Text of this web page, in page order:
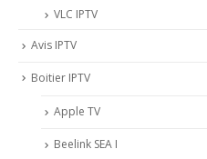
VLC IPTV
Avis IPTV
Boitier IPTV
Apple TV
Beelink SEA I